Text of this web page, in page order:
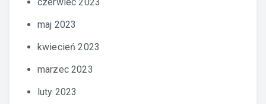
maj 2023
kwiecień 2023
marzec 2023
luty 2023